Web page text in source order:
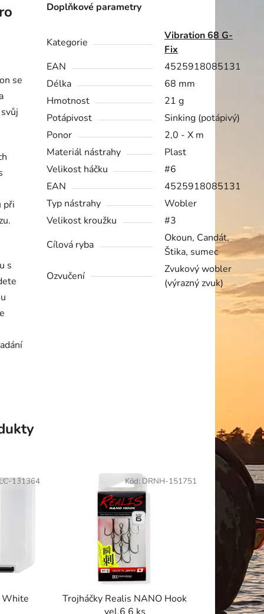
se
při
s
Doplňkové parametry
Kategorie
Vibration 68 G-
Fix
EAN
4525918085131
Délka
68 mm
Hmotnost
21 g
Potápivost
Sinking (potápivý)
Ponor
2,0 - X m
Materiál nástrahy
Plast
Velikost háčku
#6
EAN
4525918085131
Typ nástrahy
Wobler
Velikost kroužku
#3
Cílová ryba
Okoun, Candát,
Štika, sumec
Ozvučení
Zvukový wobler
(výrazný zvuk)
White
131364
Trojháčky Realis NANO Hook
Kód: DRNH-151751